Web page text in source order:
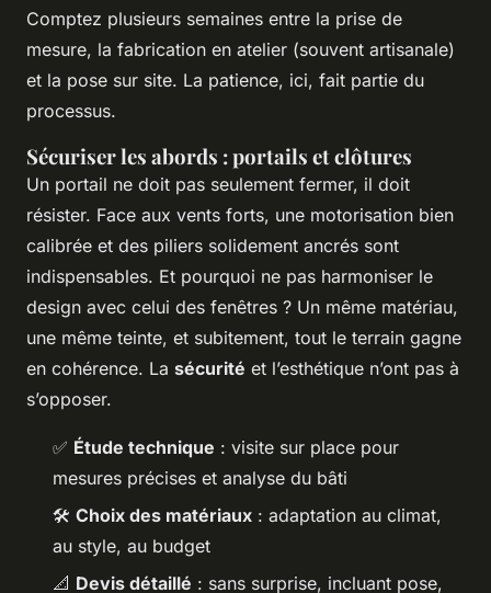
Comptez plusieurs semaines entre la prise de
mesure, la fabrication en atelier (souvent artisanale)
et la pose sur site. La patience, ici, fait partie du
processus.
Sécuriser les abords : portails et clôtures
Un portail ne doit pas seulement fermer, il doit
résister. Face aux vents forts, une motorisation bien
calibrée et des piliers solidement ancrés sont
indispensables. Et pourquoi ne pas harmoniser le
design avec celui des fenêtres ? Un même matériau,
une même teinte, et subitement, tout le terrain gagne
en cohérence. La sécurité et l’esthétique n’ont pas à
s’opposer.
✅ Étude technique : visite sur place pour
mesures précises et analyse du bâti
🛠️ Choix des matériaux : adaptation au climat,
au style, au budget
📐 Devis détaillé : sans surprise, incluant pose,